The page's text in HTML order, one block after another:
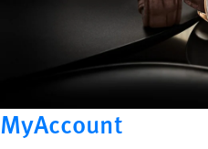
MyAccount